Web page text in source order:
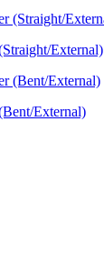
External)
External)